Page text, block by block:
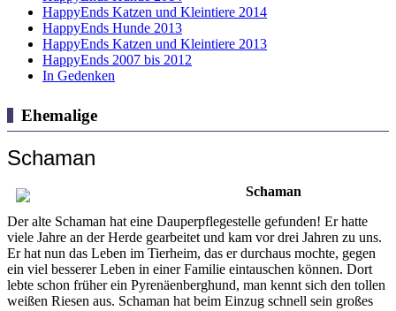
HappyEnds Katzen und Kleintiere 2014
HappyEnds Hunde 2013
HappyEnds Katzen und Kleintiere 2013
HappyEnds 2007 bis 2012
In Gedenken
Ehemalige
Schaman
Schaman
Der alte Schaman hat eine Dauperpflegestelle gefunden! Er hatte
viele Jahre an der Herde gearbeitet und kam vor drei Jahren zu uns.
Er hat nun das Leben im Tierheim, das er durchaus mochte, gegen
ein viel besserer Leben in einer Familie eintauschen können. Dort
lebte schon früher ein Pyrenäenberghund, man kennt sich den tollen
weißen Riesen aus. Schaman hat beim Einzug schnell sein großes